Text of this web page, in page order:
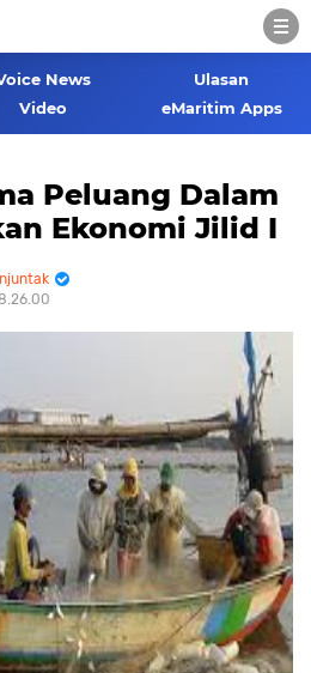
News
Ulasan
Video eMaritim Apps
Peluang Dalam
Ekonomi Jilid I